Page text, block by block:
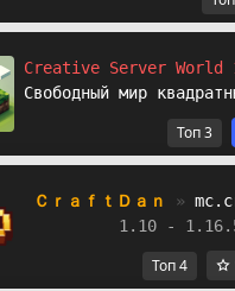
Creative Server
Свободный мир
Топ 3
ＣｒａｆｔＤａｎ »
1.10 -
Топ 4